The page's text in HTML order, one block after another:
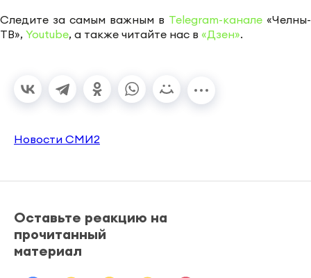
Следите за самым важным в Telegram-канале «Челны-
ТВ», Youtube, а также читайте нас в «Дзен».
Новости СМИ2
Оставьте реакцию на
прочитанный
материал